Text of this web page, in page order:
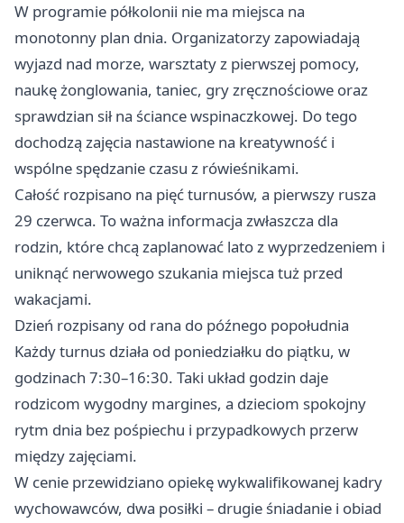
W programie półkolonii nie ma miejsca na
monotonny plan dnia. Organizatorzy zapowiadają
wyjazd nad morze, warsztaty z pierwszej pomocy,
naukę żonglowania, taniec, gry zręcznościowe oraz
sprawdzian sił na ściance wspinaczkowej. Do tego
dochodzą zajęcia nastawione na kreatywność i
wspólne spędzanie czasu z rówieśnikami.
Całość rozpisano na pięć turnusów, a pierwszy rusza
29 czerwca. To ważna informacja zwłaszcza dla
rodzin, które chcą zaplanować lato z wyprzedzeniem i
uniknąć nerwowego szukania miejsca tuż przed
wakacjami.
Dzień rozpisany od rana do późnego popołudnia
Każdy turnus działa od poniedziałku do piątku, w
godzinach 7:30–16:30. Taki układ godzin daje
rodzicom wygodny margines, a dzieciom spokojny
rytm dnia bez pośpiechu i przypadkowych przerw
między zajęciami.
W cenie przewidziano opiekę wykwalifikowanej kadry
wychowawców, dwa posiłki – drugie śniadanie i obiad